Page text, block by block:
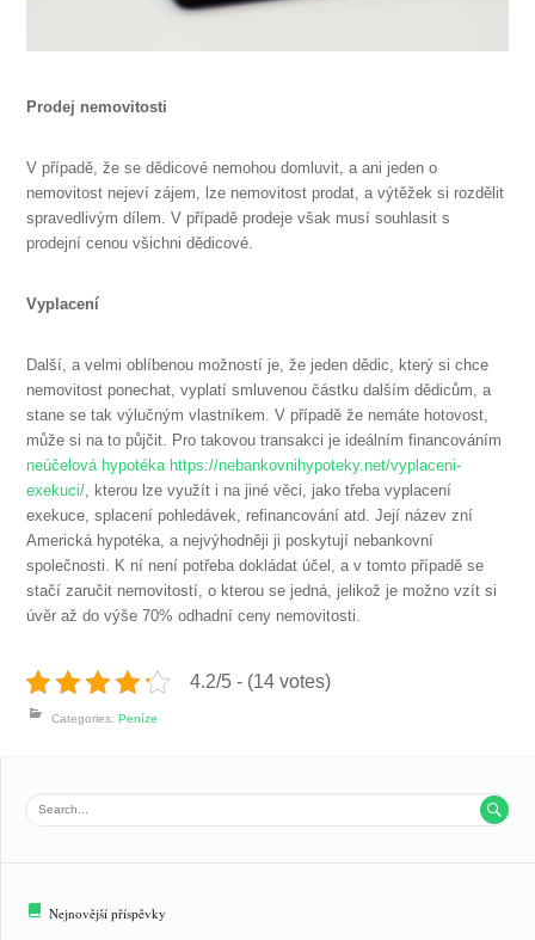
Prodej nemovitosti
V případě, že se dědicové nemohou domluvit, a ani jeden o
nemovitost nejeví zájem, lze nemovitost prodat, a výtěžek si rozdělit
spravedlivým dílem. V případě prodeje však musí souhlasit s
prodejní cenou všichni dědicové.
Vyplacení
Další, a velmi oblíbenou možností je, že jeden dědic, který si chce
nemovitost ponechat, vyplatí smluvenou částku dalším dědicům, a
stane se tak výlučným vlastníkem. V případě že nemáte hotovost,
může si na to půjčit. Pro takovou transakci je ideálním financováním
neúčelová hypotéka https://nebankovnihypoteky.net/vyplaceni-
exekuci/, kterou lze využít i na jiné věci, jako třeba vyplacení
exekuce, splacení pohledávek, refinancování atd. Její název zní
Americká hypotéka, a nejvýhodněji ji poskytují nebankovní
společnosti. K ní není potřeba dokládat účel, a v tomto případě se
stačí zaručit nemovitostí, o kterou se jedná, jelikož je možno vzít si
úvěr až do výše 70% odhadní ceny nemovitosti.
4.2/5 - (14 votes)
Categories:Peníze

Nejnovější příspěvky